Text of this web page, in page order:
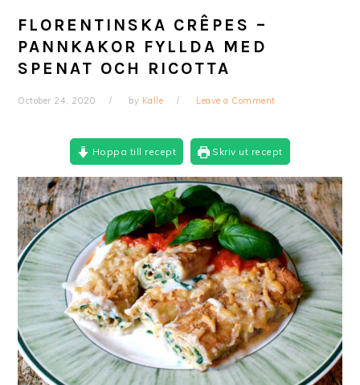
FLORENTINSKA CRÊPES –
PANNKAKOR FYLLDA MED
SPENAT OCH RICOTTA
October 24, 2020 by Kalle Leave a Comment
Hoppa till recept Skriv ut recept